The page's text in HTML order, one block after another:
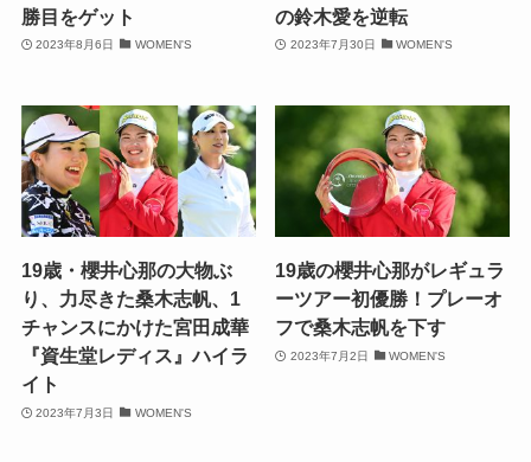
勝目をゲット
2023年8月6日 WOMEN'S
の鈴木愛を逆転
2023年7月30日 WOMEN'S
19歳・櫻井心那の大物ぶ
り、力尽きた桑木志帆、1
チャンスにかけた宮田成華
『資生堂レディス』ハイラ
イト
2023年7月3日 WOMEN'S
19歳の櫻井心那がレギュラ
ーツアー初優勝！プレーオ
フで桑木志帆を下す
2023年7月2日 WOMEN'S